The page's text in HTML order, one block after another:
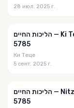
28 июл. 2025 г.
הליכות החיים — Ki Teitzei
5785
Ки Теце
5 сент. 2025 г.
הליכות החיים — Nitzavim
5785